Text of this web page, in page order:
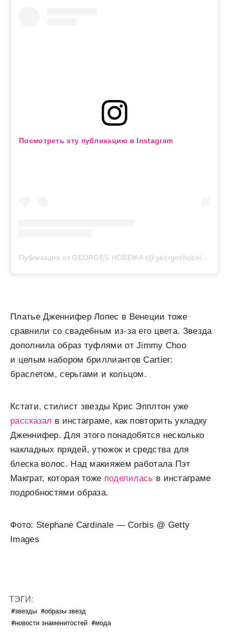
Посмотреть эту публикацию в Instagram
Платье Дженнифер Лопес в Венеции тоже
сравнили со свадебным из-за его цвета. Звезда
дополнила образ туфлями от Jimmy Choo
и целым набором бриллиантов Cartier:
браслетом, серьгами и кольцом.
Кстати, стилист звезды Крис Эпплтон уже
рассказал в инстаграме, как повторить укладку
Дженнифер. Для этого понадобятся несколько
накладных прядей, утюжок и средства для
блеска волос. Над макияжем работала Пэт
Макграт, которая тоже поделилась в инстаграме
подробностями образа.
Фото: Stephane Cardinale — Corbis @ Getty
Images
ТЭГИ:
#звезды #образы звезд
#новости знаменитостей #мода